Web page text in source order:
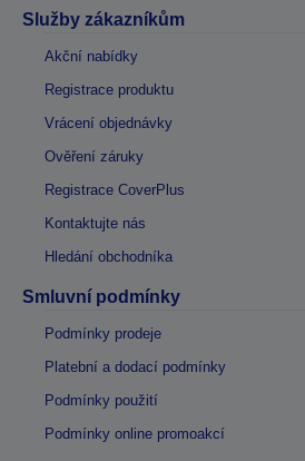
Služby zákazníkům
Akční nabídky
Registrace produktu
Vrácení objednávky
Ověření záruky
Registrace CoverPlus
Kontaktujte nás
Hledání obchodníka
Smluvní podmínky
Podmínky prodeje
Platební a dodací podmínky
Podmínky použití
Podmínky online promoakcí